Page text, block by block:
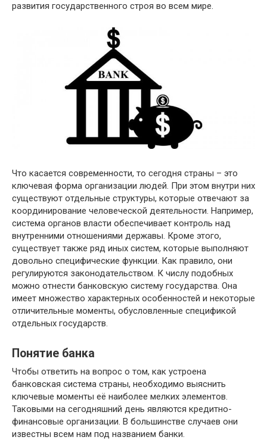
развития государственного строя во всем мире.
Что касается современности, то сегодня страны – это
ключевая форма организации людей. При этом внутри них
существуют отдельные структуры, которые отвечают за
координирование человеческой деятельности. Например,
система органов власти обеспечивает контроль над
внутренними отношениями державы. Кроме этого,
существует также ряд иных систем, которые выполняют
довольно специфические функции. Как правило, они
регулируются законодательством. К числу подобных
можно отнести банковскую систему государства. Она
имеет множество характерных особенностей и некоторые
отличительные моменты, обусловленные спецификой
отдельных государств.
Понятие банка
Чтобы ответить на вопрос о том, как устроена
банковская система страны, необходимо выяснить
ключевые моменты её наиболее мелких элементов.
Таковыми на сегодняшний день являются кредитно-
финансовые организации. В большинстве случаев они
известны всем нам под названием банки.